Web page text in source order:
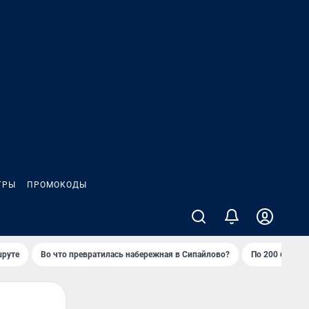
ПРОМОКОДЫ
Во что превратилась набережная в Сипайлово? По 200